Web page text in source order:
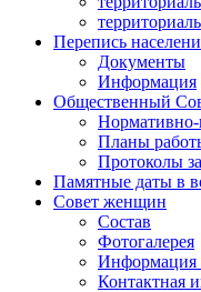
Перепись
Документы
Информация
Общественный
Планы
Протоколы
Памятные даты в
Совет женщин
Состав
Фотогалерея
Информация
Контактная